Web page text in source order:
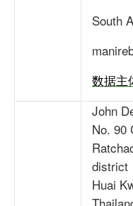
South
数据主
John
No. 90
district
Huai